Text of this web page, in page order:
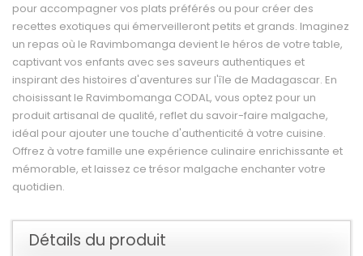
pour accompagner vos plats préférés ou pour créer des
recettes exotiques qui émerveilleront petits et grands. Imaginez
un repas où le Ravimbomanga devient le héros de votre table,
captivant vos enfants avec ses saveurs authentiques et
inspirant des histoires d'aventures sur l'île de Madagascar. En
choisissant le Ravimbomanga CODAL, vous optez pour un
produit artisanal de qualité, reflet du savoir-faire malgache,
idéal pour ajouter une touche d'authenticité à votre cuisine.
Offrez à votre famille une expérience culinaire enrichissante et
mémorable, et laissez ce trésor malgache enchanter votre
quotidien.
Détails du produit